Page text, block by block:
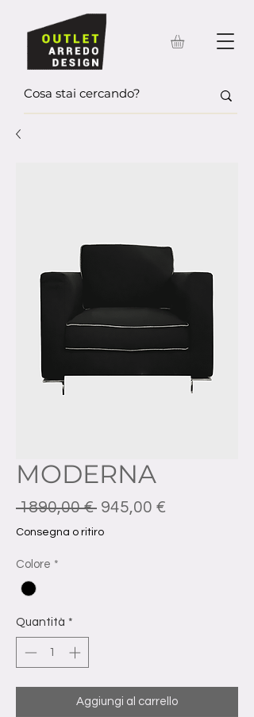
MODERNA
1890,00 € Prezzo regolare
945,00 €
Consegna o ritiro
Colore *
Quantità *
Aggiungi al carrello